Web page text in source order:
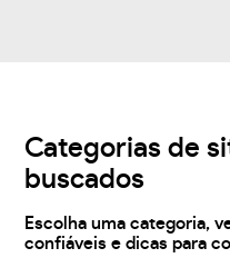
Categorias de
buscados
Escolha uma categoria,
confiáveis e dicas para